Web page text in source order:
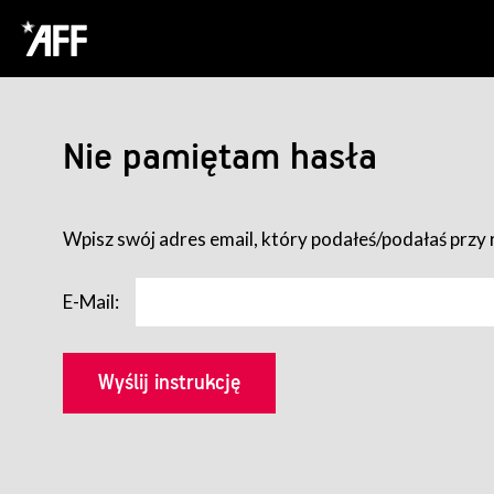
Nie pamiętam hasła
Wpisz swój adres email, który podałeś/podałaś
E-Mail: